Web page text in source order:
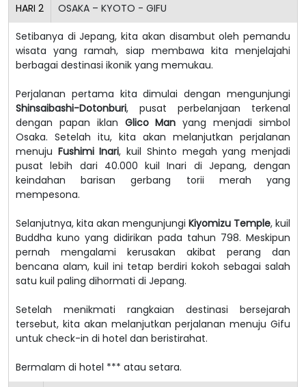
HARI 2 OSAKA – KYOTO - GIFU
Setibanya di Jepang, kita akan disambut oleh pemandu
wisata yang ramah, siap membawa kita menjelajahi
berbagai destinasi ikonik yang memukau.
Perjalanan pertama kita dimulai dengan mengunjungi
Shinsaibashi-Dotonburi, pusat perbelanjaan terkenal
dengan papan iklan Glico Man yang menjadi simbol
Osaka. Setelah itu, kita akan melanjutkan perjalanan
menuju Fushimi Inari, kuil Shinto megah yang menjadi
pusat lebih dari 40.000 kuil Inari di Jepang, dengan
keindahan barisan gerbang torii merah yang
mempesona.
Selanjutnya, kita akan mengunjungi Kiyomizu Temple, kuil
Buddha kuno yang didirikan pada tahun 798. Meskipun
pernah mengalami kerusakan akibat perang dan
bencana alam, kuil ini tetap berdiri kokoh sebagai salah
satu kuil paling dihormati di Jepang.
Setelah menikmati rangkaian destinasi bersejarah
tersebut, kita akan melanjutkan perjalanan menuju Gifu
untuk check-in di hotel dan beristirahat.
Bermalam di hotel *** atau setara.